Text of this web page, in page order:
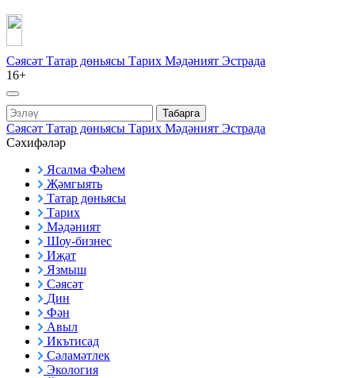
Сәясәт Татар дөньясы Тарих Мәдәният Эстрада
16+
Табарга
Сәясәт Татар дөньясы Тарих Мәдәният Эстрада
Сәхифәләр
Ясалма Фәһем
Җәмгыять
Татар дөньясы
Тарих
Мәдәният
Шоу-бизнес
Иҗат
Язмыш
Сәясәт
Дин
Фән
Авыл
Икътисад
Сәламәтлек
Экология